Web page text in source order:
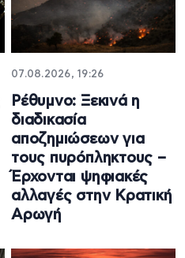
07.08.2026, 19:26
Ρέθυμνο: Ξεκινά η
διαδικασία
αποζημιώσεων για
τους πυρόπληκτους –
Έρχονται ψηφιακές
αλλαγές στην Κρατική
Αρωγή